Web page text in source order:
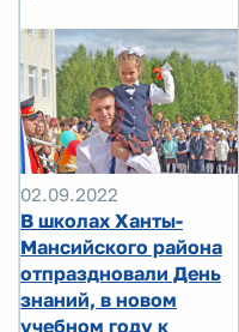
02.09.2022
В школах Ханты-
Мансийского района
отпраздновали День
знаний, в новом
учебном году к